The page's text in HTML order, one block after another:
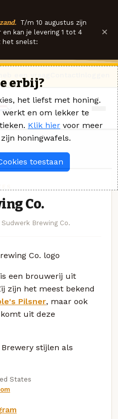
T/m 10 augustus zijn
kan je levering 1 tot 4
het snelst:
×
Co.
Sudwerk Brewing Co.
een brouwerij uit
zijn het meest bekend
Pilsner, maar ook
komt uit deze
stijlen als
States
erbij?
het liefst met honing.
en om lekker te
Klik hier voor meer
honingwafels.
toestaan